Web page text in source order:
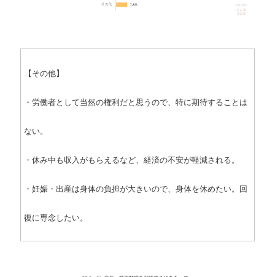
【その他】
・労働者として当然の権利だと思うので、特に期待することは
ない。
・休み中も収入がもらえるなど、経済の不安が軽減される。
・妊娠・出産は身体の負担が大きいので、身体を休めたい。回
復に専念したい。